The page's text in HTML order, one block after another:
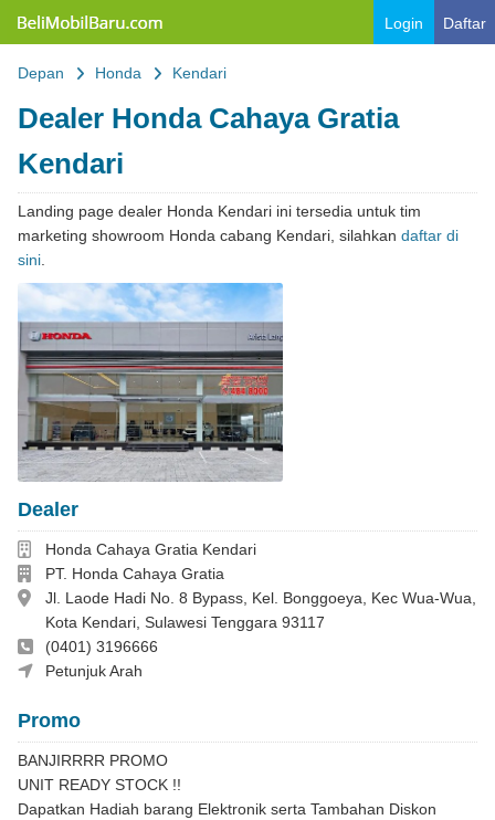
Login Daftar
Depan Honda Kendari
Dealer Honda Cahaya Gratia
Kendari
Landing page dealer Honda Kendari ini tersedia untuk tim
marketing showroom Honda cabang Kendari, silahkan daftar di
sini
Dealer
Dealer
Honda Cahaya Gratia Kendari
Perusahaan
PT. Honda Cahaya Gratia
Alamat
Jl. Laode Hadi No. 8 Bypass, Kel. Bonggoeya, Kec Wua-Wua,
Kota Kendari, Sulawesi Tenggara 93117
Telepon
(0401) 3196666
Vinda 08114030209
Petunjuk Arah
Promo
BANJIRRRR PROMO
UNIT READY STOCK !!
Dapatkan Hadiah barang Elektronik serta Tambahan Diskon